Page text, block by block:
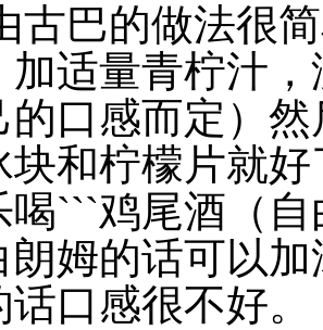
古巴的做法很
加适量青柠汁
的口感而定）
块和柠檬片就
喝```鸡尾酒（
朗姆的话可以
口感很不好。